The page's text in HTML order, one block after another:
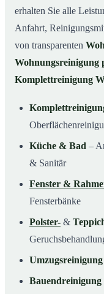
erhalten Sie alle
Anfahrt,
von transparenten
Wohnungsreinigung
Komplettreinigung
Küche & Bad –
& Sanitär
Fenster &
Fensterbänke
Polster- &
Umzugsreinigung
Bauendreinigung